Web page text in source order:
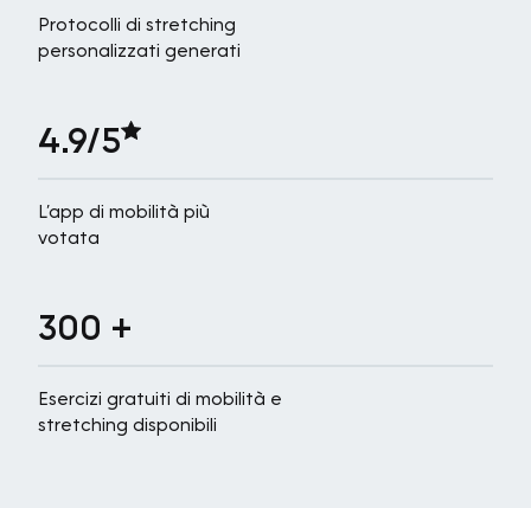
Protocolli di stretching
personalizzati generati
4.9/5
L’app di mobilità più
votata
300 +
Esercizi gratuiti di mobilità e
stretching disponibili